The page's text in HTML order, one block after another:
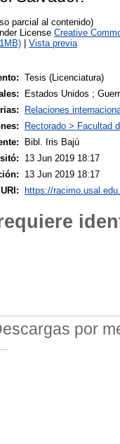
parcial al contenido)
License Creative
Vista previa
Tesis (Licenciatura)
Estados Unidos ;
Relaciones
Rectorado > Facultad
Bibl. Iris Bajú
13 Jun 2019 18:17
13 Jun 2019 18:17
URI:
https://
por